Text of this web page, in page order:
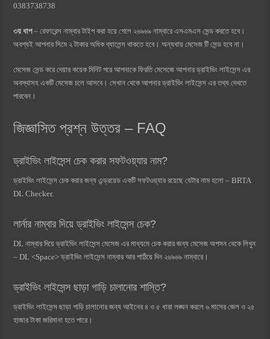
0383738738
৩য় ধাপ– রেফারেন্স নাম্বার টাইপ করা হয়ে গেলে ২৬৯৬৯ নাম্বারে এসএমএস সেন্ড করতে হবে।
অবশ্যই আপনার সিমে ২ টাকার অধিক ব্যালেন্স থাকতে হবে। অন্যথায় মেসেজ টি সেন্ড হবে না।
মেসেজ সেন্ড করে দেয়ার কয়েক মিনিট পরে আপনাকে ফিরতি মেসেজে আপনার ড্রাইভিং লাইসেন্স এর
অবস্থাসহ একটি মেসেজ চলে আসবে। সেখান থেকে আপনার ড্রাইভিং লাইসেন্স এর তথ্য দেখতে
পারবেন।
জিজ্ঞাসিত প্রশ্ন উত্তর – FAQ
ড্রাইভিং লাইসেন্স চেক করার সফটওয়্যার নাম?
ড্রাইভিং লাইসেন্স চেক করার জন্য এন্ড্রয়েড একটি সফটওয়্যার রয়েছে যেটার নাম হলো – BRTA
DL Checker.
লার্নার নাম্বার দিয়ে ড্রাইভিং লাইসেন্স চেক?
DL নাম্বার দিয়ে ড্রাইভিং লাইসেন্স মেসেজ এর মাধ্যমে চেক করার জন্য মেসেজ অপসন থেকে লিখুন
– DL <Space> ড্রাইভিং লাইসেন্স নাম্বার আর পাঠিয়ে দিন ২৬৯৬৯ নাম্বারে।
ড্রাইভিং লাইসেন্স ছাড়া গাড়ি চালানোর শাস্তি?
ড্রাইভিং লাইসেন্স ছাড়া গাড়ি চালানোর জন্য আইনের ৪ ও ৫ ধারা লঙ্ঘন করলে ৬ মাসের জেল ও ২৫
হাজার টাকা জরিমানা হতে পারে।